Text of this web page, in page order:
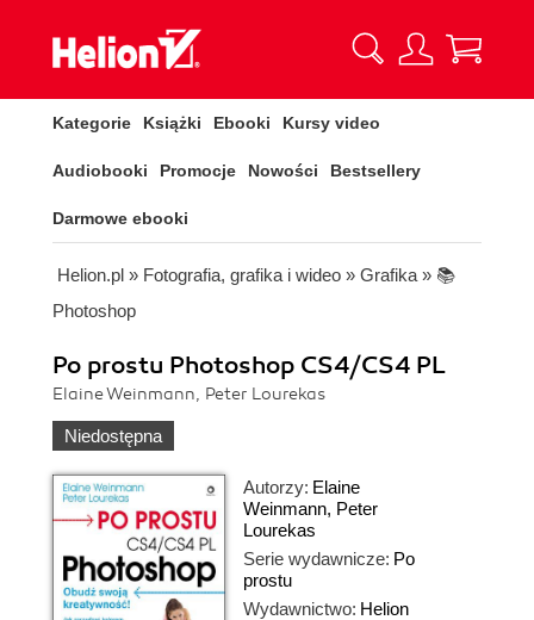
Kategorie Książki Ebooki Kursy video
Audiobooki Promocje Nowości Bestsellery
Darmowe ebooki
Helion.pl » Fotografia, grafika i wideo » Grafika » 📚
Photoshop
Po prostu Photoshop CS4/CS4 PL
Elaine Weinmann, Peter Lourekas
Niedostępna
Autorzy: Elaine
Weinmann, Peter
Lourekas
Serie wydawnicze: Po
prostu
Wydawnictwo: Helion